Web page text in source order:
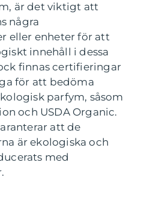
är det viktigt att
några
eller enheter för att
innehåll i dessa
finnas certifieringar
för att bedöma
parfym, såsom
och USDA Organic.
att de
är ekologiska och
med